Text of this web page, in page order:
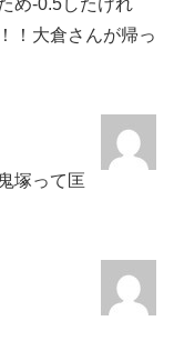
め-0.5したけれ
！大倉さんが帰っ
塚って匡